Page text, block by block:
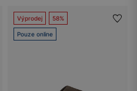
Výprodej 58%
Pouze online